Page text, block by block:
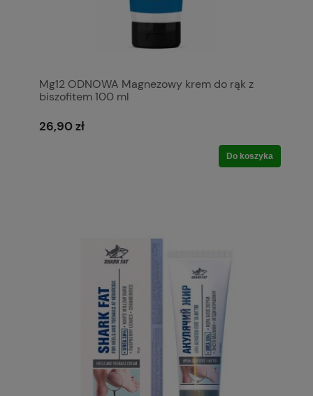
Mg12 ODNOWA Magnezowy krem do rąk z
biszofitem 100 ml
26,90 zł
Do koszyka